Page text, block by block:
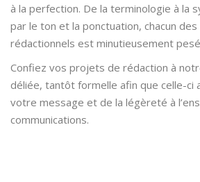
à la perfection. De la terminologie à la
par le ton et la ponctuation, chacun
rédactionnels est minutieusement
Confiez vos projets de rédaction à
déliée, tantôt formelle afin que celle-ci
votre message et de la légèreté à
communications.